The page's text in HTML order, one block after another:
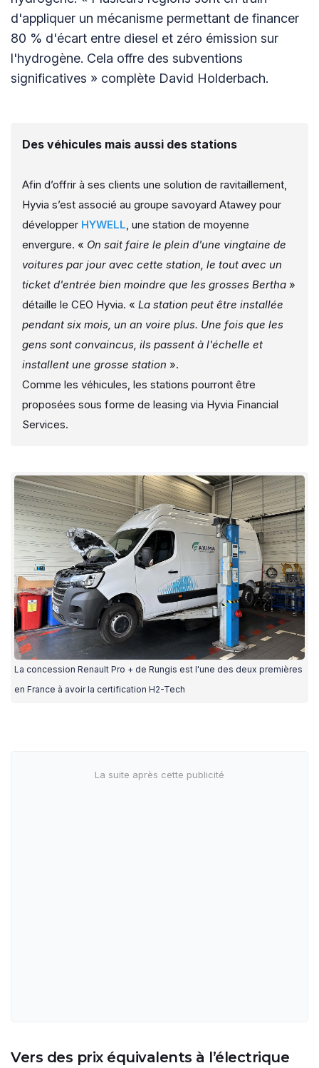
d'appliquer un mécanisme permettant de financer
80 % d'écart entre diesel et zéro émission sur
l'hydrogène. Cela offre des subventions
significatives » complète David Holderbach.
Des véhicules mais aussi des stations
Afin d’offrir à ses clients une solution de ravitaillement,
Hyvia s’est associé au groupe savoyard Atawey pour
développer HYWELL , une station de moyenne
envergure. « On sait faire le plein d'une vingtaine de
voitures par jour avec cette station, le tout avec un
ticket d'entrée bien moindre que les grosses Bertha »
détaille le CEO Hyvia. « La station peut être installée
pendant six mois, un an voire plus. Une fois que les
gens sont convaincus, ils passent à l'échelle et
installent une grosse station ».
Comme les véhicules, les stations pourront être
proposées sous forme de leasing via Hyvia Financial
Services.
La concession Renault Pro + de Rungis est l'une des deux premières
en France à avoir la certification H2-Tech
Vers des prix équivalents à l’électrique